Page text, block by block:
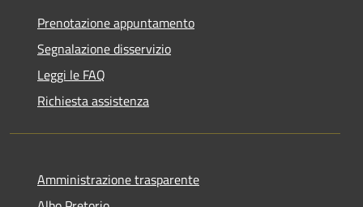
Prenotazione appuntamento
Segnalazione disservizio
Leggi le FAQ
Richiesta assistenza
Amministrazione trasparente